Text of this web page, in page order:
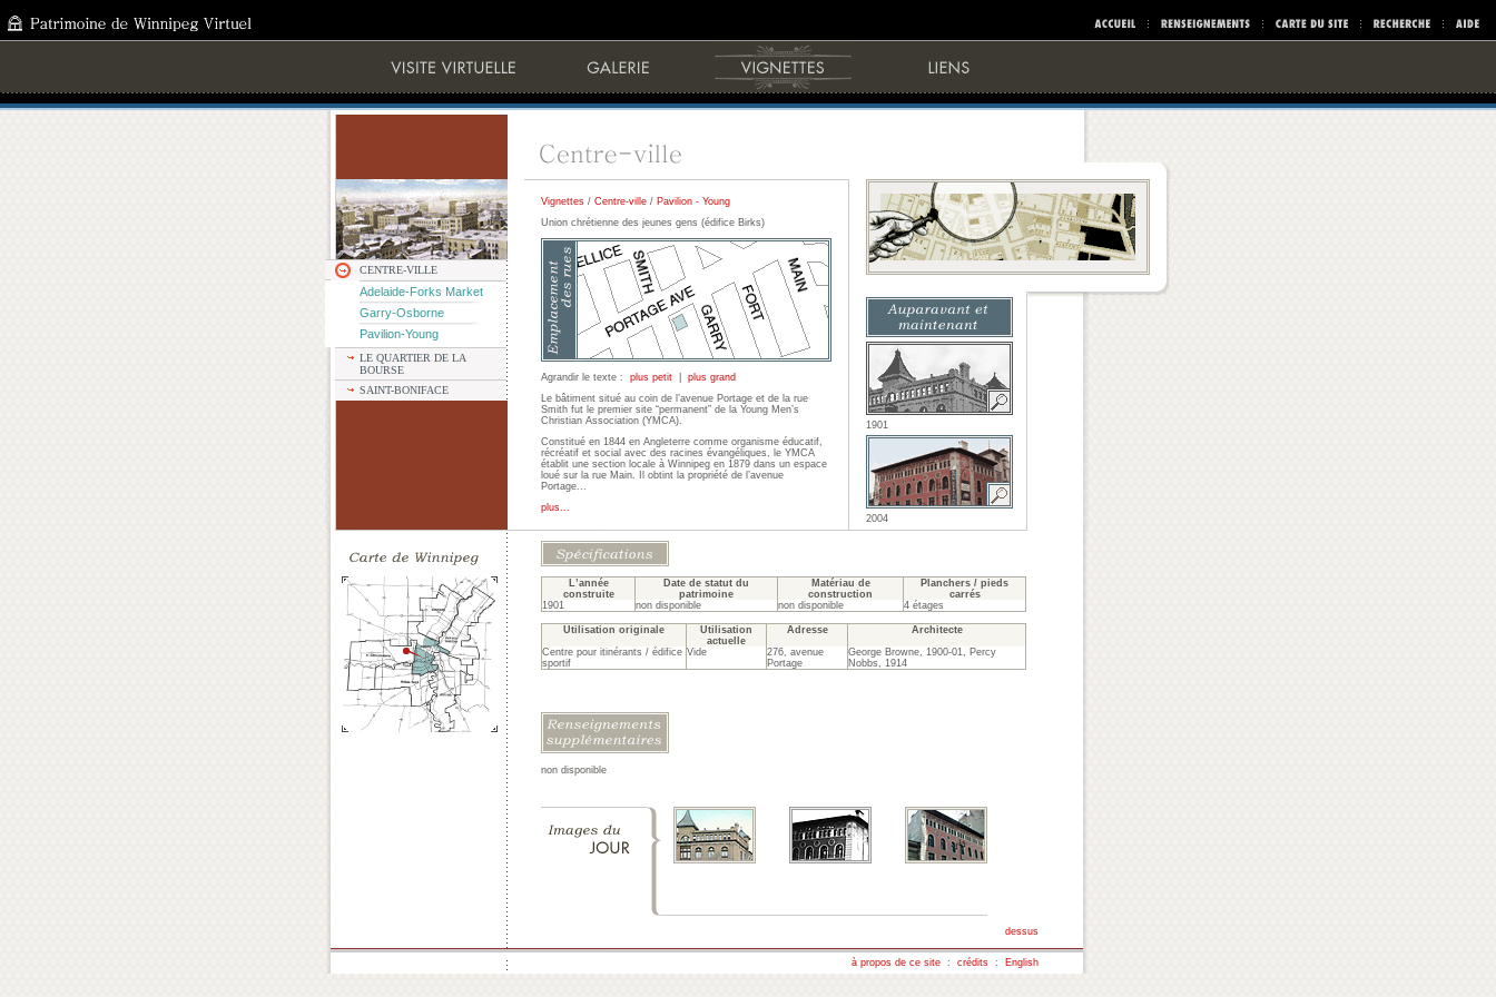
CENTRE-VILLE
Adelaide-Forks Market
Garry-Osborne
Pavilion-Young
LE QUARTIER DE LA
BOURSE
SAINT-BONIFACE
Vignettes / Centre-ville / Pavilion - Young
Union chrétienne des jeunes gens (édifice Birks)
Agrandir le texte : plus petit
plus grand
Le bâtiment situé au coin de l’avenue Portage et de la rue
Smith fut le premier site “permanent” de la Young Men’s
Christian Association (YMCA).
Constitué en 1844 en Angleterre comme organisme éducatif,
récréatif et social avec des racines évangéliques, le YMCA
établit une section locale à Winnipeg en 1879 dans un espace
loué sur la rue Main. Il obtint la propriété de l’avenue
Portage...
plus...
1901
2004
L’année
construite
Date de statut du
patrimoine
Matériau de
construction
Planchers / pieds
carrés
1901
non disponible non disponible 4 étages
Utilisation originale
Utilisation
actuelle
Adresse
Architecte
Centre pour itinérants / édifice
sportif
Vide
276, avenue
Portage
George Browne, 1900-01, Percy
Nobbs, 1914
non disponible
dessus
à propos de ce site : crédits : English